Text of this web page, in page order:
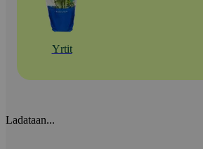
Yrtit
Ladataan...